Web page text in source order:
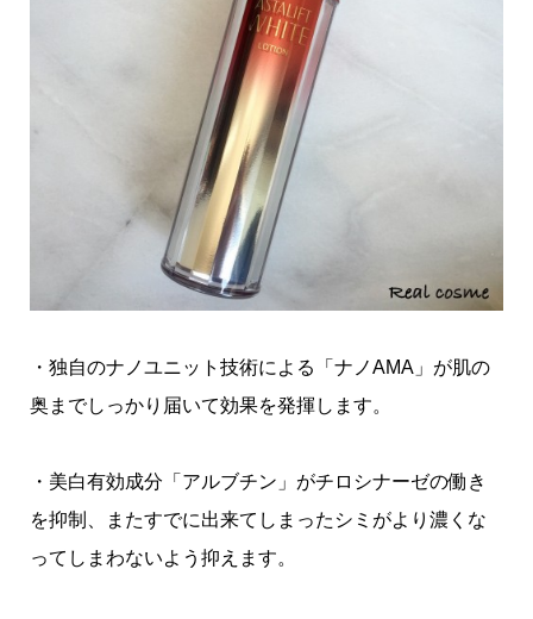
・独自のナノユニット技術による「ナノAMA」が肌の
奥までしっかり届いて効果を発揮します。
・美白有効成分「アルブチン」がチロシナーゼの働き
を抑制、またすでに出来てしまったシミがより濃くな
ってしまわないよう抑えます。